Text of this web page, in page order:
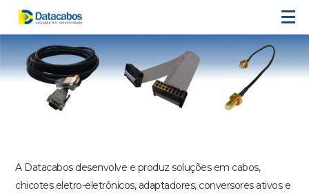
A Datacabos desenvolve e produz soluções em cabos,
chicotes eletro-eletrônicos, adaptadores, conversores ativos e